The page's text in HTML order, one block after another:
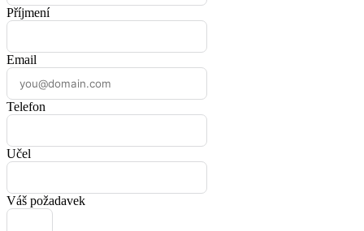
Příjmení
Email
Telefon
Učel
Váš požadavek